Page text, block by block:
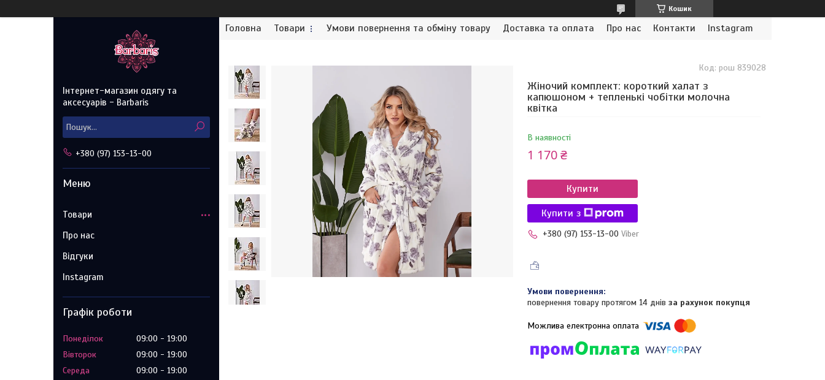
Кошик
Головна Товари Умови повернення та обміну товару Доставка та оплата Про нас Контакти Instagram
Жіночий комплект: короткий халат з
капюшоном + тепленькі чобітки молочна
квітка
В наявності
Код:рош 839028
1 170 ₴
Купити
Купити з
+380 (97) 153-13-00 Viber
повернення товару протягом 14 днів за рахунок покупця
Інтернет-магазин одягу та
аксесуарів - Barbaris
+380 (97) 153-13-00
Товари
Про нас
Відгуки
Instagram
Графік роботи
Понеділок 09:00
19:00
Вівторок
09:00
19:00
Середа
09:00
19:00